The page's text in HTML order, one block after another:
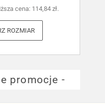
cena: 114,84 zł.
ROZMIAR
promocje -